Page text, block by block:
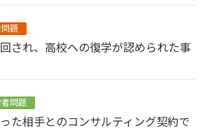
題
され、高校への復学が認められた事
問題
た相手とのコンサルティング契約で